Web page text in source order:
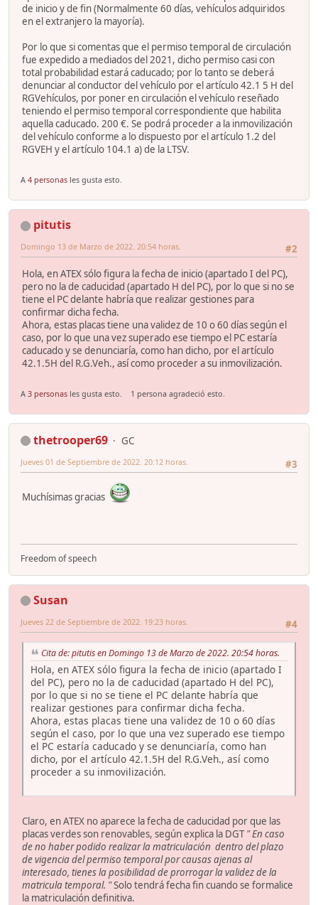
de inicio y de fin (Normalmente 60 días, vehículos adquiridos
en el extranjero la mayoría).
Por lo que si comentas que el permiso temporal de circulación
fue expedido a mediados del 2021, dicho permiso casi con
total probabilidad estará caducado; por lo tanto se deberá
denunciar al conductor del vehículo por el artículo 42.1 5 H del
RGVehículos, por poner en circulación el vehículo reseñado
teniendo el permiso temporal correspondiente que habilita
aquella caducado. 200 €. Se podrá proceder a la inmovilización
del vehículo conforme a lo dispuesto por el artículo 1.2 del
RGVEH y el artículo 104.1 a) de la LTSV.
A 4 personas les gusta esto.
pitutis
#2
Domingo 13 de Marzo de 2022. 20:54 horas.
Hola, en ATEX sólo figura la fecha de inicio (apartado I del PC),
pero no la de caducidad (apartado H del PC), por lo que si no se
tiene el PC delante habría que realizar gestiones para
confirmar dicha fecha.
Ahora, estas placas tiene una validez de 10 o 60 días según el
caso, por lo que una vez superado ese tiempo el PC estaría
caducado y se denunciaría, como han dicho, por el artículo
42.1.5H del R.G.Veh., así como proceder a su inmovilización.
A 3 personas les gusta esto. 1 persona agradeció esto.
thetrooper69
GC
#3
Jueves 01 de Septiembre de 2022. 20:12 horas.
Muchísimas gracias
Freedom of speech
Susan
#4
Jueves 22 de Septiembre de 2022. 19:23 horas.
Cita de: pitutis en Domingo 13 de Marzo de 2022. 20:54 horas.
Hola, en ATEX sólo figura la fecha de inicio (apartado I
del PC), pero no la de caducidad (apartado H del PC),
por lo que si no se tiene el PC delante habría que
realizar gestiones para confirmar dicha fecha.
Ahora, estas placas tiene una validez de 10 o 60 días
según el caso, por lo que una vez superado ese tiempo
el PC estaría caducado y se denunciaría, como han
dicho, por el artículo 42.1.5H del R.G.Veh., así como
proceder a su inmovilización.
Claro, en ATEX no aparece la fecha de caducidad por que las
placas verdes son renovables, según explica la DGT" En caso
de no haber podido realizar la matriculación dentro del plazo
de vigencia del permiso temporal por causas ajenas al
interesado, tienes la posibilidad de prorrogar la validez de la
matricula temporal. "Solo tendrá fecha fin cuando se formalice
la matriculación definitiva.